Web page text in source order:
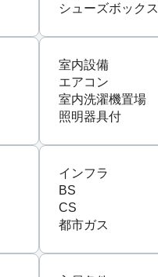
シューズボックス
室内設備
エアコン
室内洗濯機置場
照明器具付
インフラ
BS
CS
都市ガス